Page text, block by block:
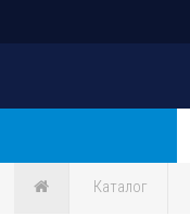
Каталог